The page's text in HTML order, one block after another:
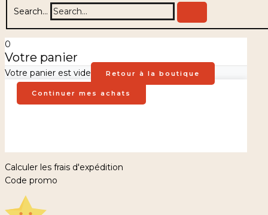
Search...
0
Votre panier
Votre panier est vide Retour à la boutique
Continuer mes achats
Calculer les frais d'expédition
Code promo